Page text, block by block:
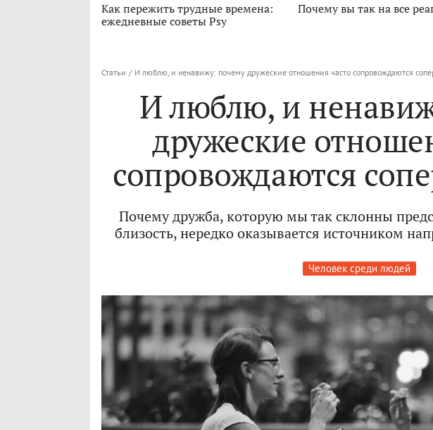
Как пережить трудные времена:
ежедневные советы Psy
Почему вы так на все
Статьи / И люблю, и ненавижу: почему дружеские отношения часто сопровождаются
И люблю, и
дружеские
сопровождаются
Почему дружба, которую мы так склонны
близость, нередко оказывается источником
Человек среди людей